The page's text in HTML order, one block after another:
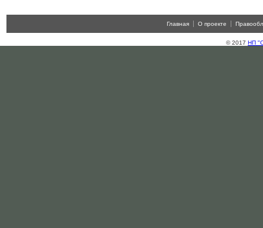
Главная О проекте
© 2017 НП